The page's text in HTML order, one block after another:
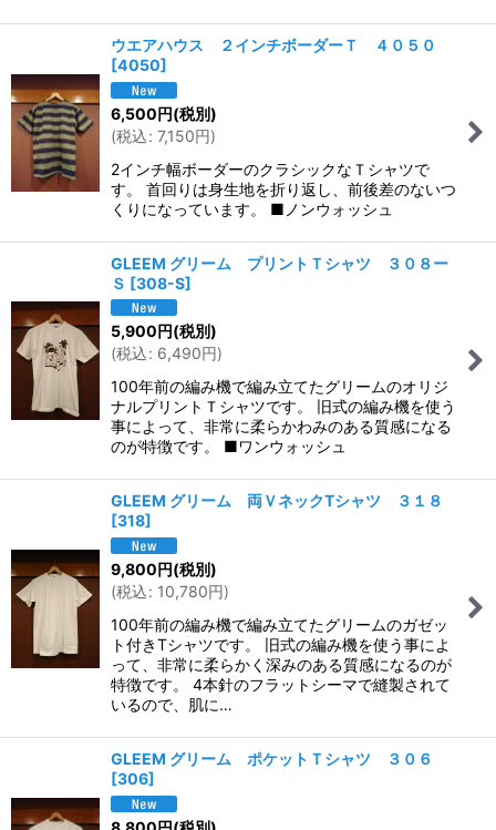
ウエアハウス ２インチボーダーＴ ４０５０
[4050]
6,500円(税別)
(税込: 7,150円)
2インチ幅ボーダーのクラシックなＴシャツで
す。 首回りは身生地を折り返し、前後差のないつ
くりになっています。 ■ノンウォッシュ
GLEEM グリーム プリントＴシャツ ３０８ー
Ｓ [308-S]
5,900円(税別)
(税込: 6,490円)
100年前の編み機で編み立てたグリームのオリジ
ナルプリントＴシャツです。 旧式の編み機を使う
事によって、非常に柔らかわみのある質感になる
のが特徴です。 ■ワンウォッシュ
GLEEM グリーム 両ＶネックTシャツ ３１８
[318]
9,800円(税別)
(税込: 10,780円)
100年前の編み機で編み立てたグリームのガゼッ
ト付きTシャツです。 旧式の編み機を使う事によ
って、非常に柔らかく深みのある質感になるのが
特徴です。 4本針のフラットシーマで縫製されて
いるので、肌に…
GLEEM グリーム ポケットＴシャツ ３０６
[306]